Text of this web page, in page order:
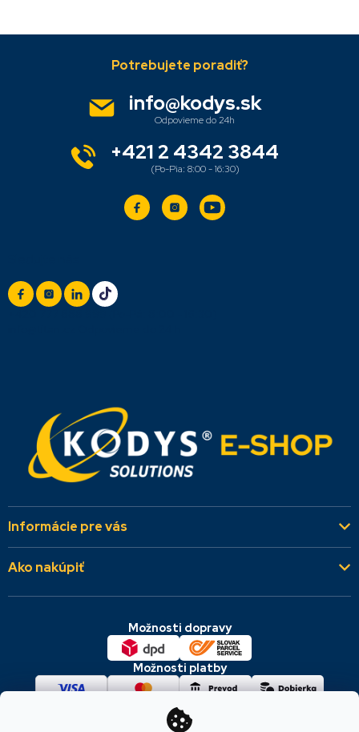
Informácie pre vás
Kto sme
Ako nakúpiť
Dodacie a platobné podmienky
Reklamácie a vrátenie
info@kodys.sk
+421 2 4342 3844
Možnosti dopravy
Možnosti platby